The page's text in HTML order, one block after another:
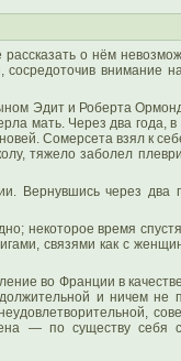
о нём
внимание
Эдит и Роберта
мать. Через два года,
Сомерсета взял к
тяжело заболел
Вернувшись через два
некоторое время
связями как с
во Франции в
и ничем не
— по существу себя